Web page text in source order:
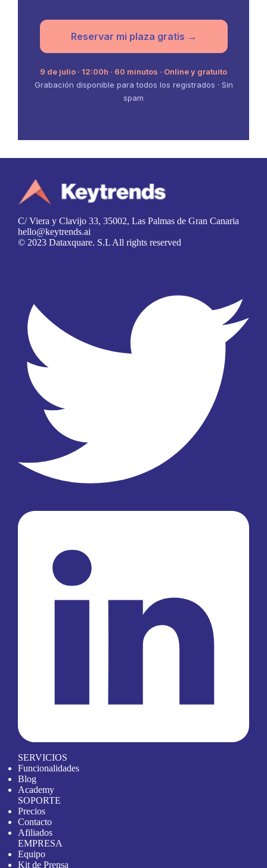
Reservar mi plaza gratis →
9 de julio · 12:00h · 60 minutos · Online y gratuito
Grabación disponible para todos los registrados · Sin
spam
C/ Viera y Clavijo 33, 35002, Las Palmas de Gran Canaria
hello@keytrends.ai
© 2023 Dataxquare. S.L All rights reserved
SERVICIOS
Funcionalidades
Blog
Academy
SOPORTE
Precios
Contacto
Afiliados
EMPRESA
Equipo
Kit de Prensa